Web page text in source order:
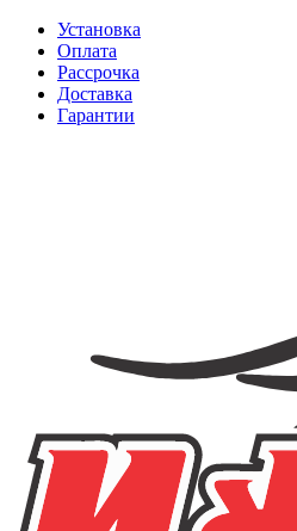
Установка
Оплата
Рассрочка
Доставка
Гарантии